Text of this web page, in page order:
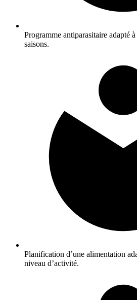
Programme antiparasitaire adapté
saisons.
Planification d’une alimentation
niveau d’activité.